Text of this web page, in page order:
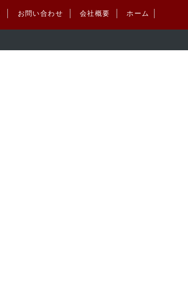
お問い合わせ 会社概要 ホーム